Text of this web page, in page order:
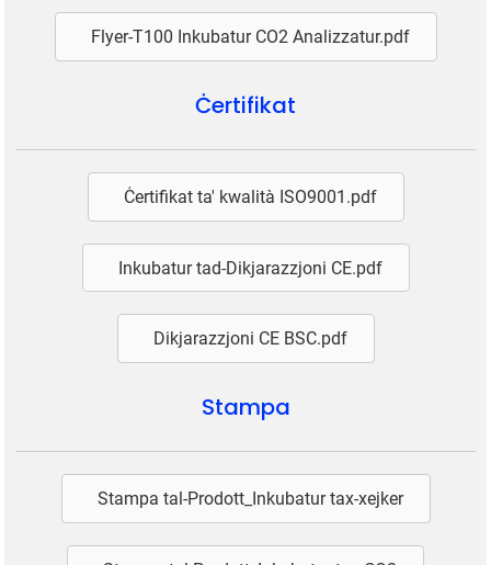
Flyer-T100 Inkubatur CO2 Analizzatur.pdf
Ċertifikat
Ċertifikat ta' kwalità ISO9001.pdf
Inkubatur tad-Dikjarazzjoni CE.pdf
Dikjarazzjoni CE BSC.pdf
Stampa
Stampa tal-Prodott_Inkubatur tax-xejker